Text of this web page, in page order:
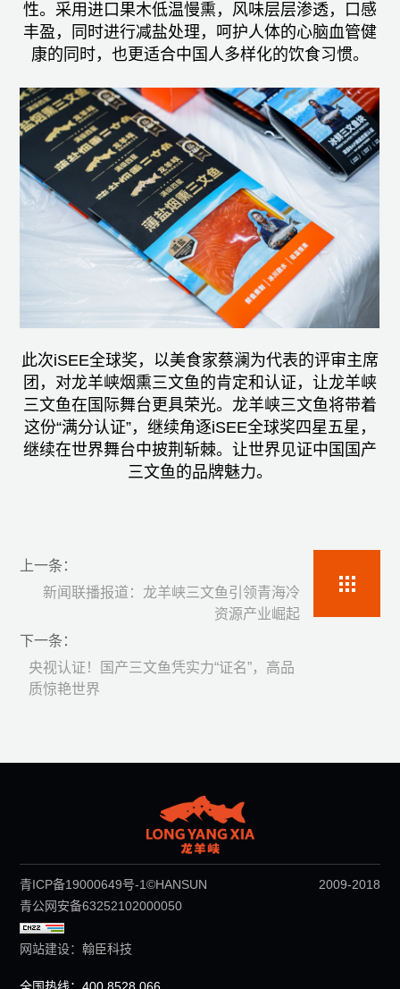
性。采用进口果木低温慢熏，风味层层渗透，口感
丰盈，同时进行减盐处理，呵护人体的心脑血管健
康的同时，也更适合中国人多样化的饮食习惯。
此次iSEE全球奖，以美食家蔡澜为代表的评审主席
团，对龙羊峡烟熏三文鱼的肯定和认证，让龙羊峡
三文鱼在国际舞台更具荣光。龙羊峡三文鱼将带着
这份“满分认证”，继续角逐iSEE全球奖四星五星，
继续在世界舞台中披荆斩棘。让世界见证中国国产
三文鱼的品牌魅力。
上一条：
新闻联播报道：龙羊峡三文鱼引领青海冷
资源产业崛起
下一条：
央视认证！国产三文鱼凭实力“证名”，高品
质惊艳世界
青ICP备19000649号-1©HANSUN 2009-2018
青公网安备63252102000050
网站建设：翰臣科技